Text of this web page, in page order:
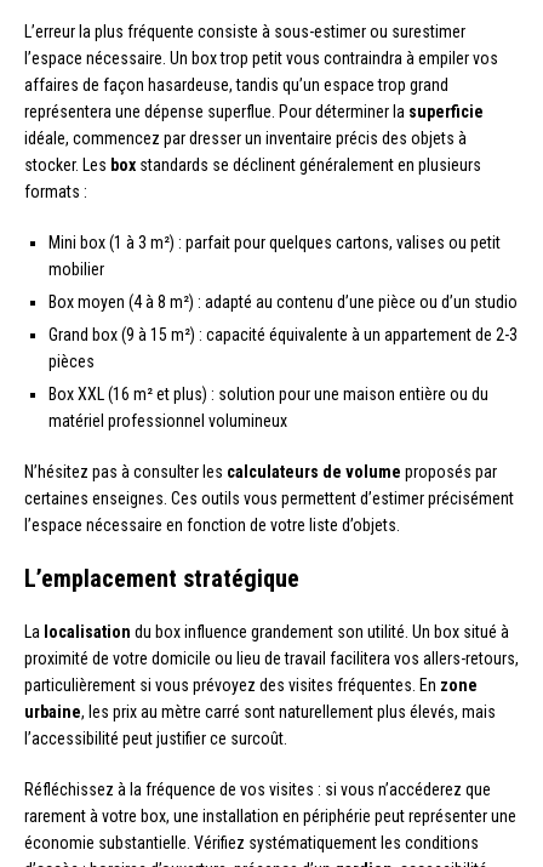
L’erreur la plus fréquente consiste à sous-estimer ou surestimer
l’espace nécessaire. Un box trop petit vous contraindra à empiler vos
affaires de façon hasardeuse, tandis qu’un espace trop grand
représentera une dépense superflue. Pour déterminer la superficie
idéale, commencez par dresser un inventaire précis des objets à
stocker. Les box standards se déclinent généralement en plusieurs
formats :
Mini box (1 à 3 m²) : parfait pour quelques cartons, valises ou petit
mobilier
Box moyen (4 à 8 m²) : adapté au contenu d’une pièce ou d’un studio
Grand box (9 à 15 m²) : capacité équivalente à un appartement de 2-3
pièces
Box XXL (16 m² et plus) : solution pour une maison entière ou du
matériel professionnel volumineux
N’hésitez pas à consulter les calculateurs de volume proposés par
certaines enseignes. Ces outils vous permettent d’estimer précisément
l’espace nécessaire en fonction de votre liste d’objets.
L’emplacement stratégique
La localisation du box influence grandement son utilité. Un box situé à
proximité de votre domicile ou lieu de travail facilitera vos allers-retours,
particulièrement si vous prévoyez des visites fréquentes. En zone
urbaine, les prix au mètre carré sont naturellement plus élevés, mais
l’accessibilité peut justifier ce surcoût.
Réfléchissez à la fréquence de vos visites : si vous n’accéderez que
rarement à votre box, une installation en périphérie peut représenter une
économie substantielle. Vérifiez systématiquement les conditions